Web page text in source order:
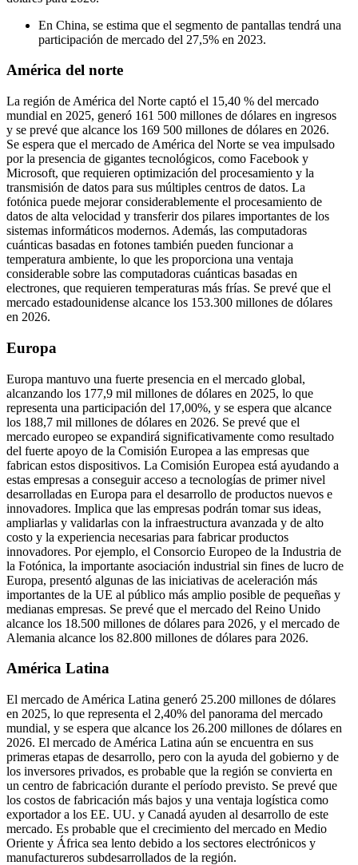
En China, se estima que el segmento de pantallas tendrá una
participación de mercado del 27,5% en 2023.
América del norte
La región de América del Norte captó el 15,40 % del mercado
mundial en 2025, generó 161 500 millones de dólares en ingresos
y se prevé que alcance los 169 500 millones de dólares en 2026.
Se espera que el mercado de América del Norte se vea impulsado
por la presencia de gigantes tecnológicos, como Facebook y
Microsoft, que requieren optimización del procesamiento y la
transmisión de datos para sus múltiples centros de datos. La
fotónica puede mejorar considerablemente el procesamiento de
datos de alta velocidad y transferir dos pilares importantes de los
sistemas informáticos modernos. Además, las computadoras
cuánticas basadas en fotones también pueden funcionar a
temperatura ambiente, lo que les proporciona una ventaja
considerable sobre las computadoras cuánticas basadas en
electrones, que requieren temperaturas más frías. Se prevé que el
mercado estadounidense alcance los 153.300 millones de dólares
en 2026.
Europa
Europa mantuvo una fuerte presencia en el mercado global,
alcanzando los 177,9 mil millones de dólares en 2025, lo que
representa una participación del 17,00%, y se espera que alcance
los 188,7 mil millones de dólares en 2026. Se prevé que el
mercado europeo se expandirá significativamente como resultado
del fuerte apoyo de la Comisión Europea a las empresas que
fabrican estos dispositivos. La Comisión Europea está ayudando a
estas empresas a conseguir acceso a tecnologías de primer nivel
desarrolladas en Europa para el desarrollo de productos nuevos e
innovadores. Implica que las empresas podrán tomar sus ideas,
ampliarlas y validarlas con la infraestructura avanzada y de alto
costo y la experiencia necesarias para fabricar productos
innovadores. Por ejemplo, el Consorcio Europeo de la Industria de
la Fotónica, la importante asociación industrial sin fines de lucro de
Europa, presentó algunas de las iniciativas de aceleración más
importantes de la UE al público más amplio posible de pequeñas y
medianas empresas. Se prevé que el mercado del Reino Unido
alcance los 18.500 millones de dólares para 2026, y el mercado de
Alemania alcance los 82.800 millones de dólares para 2026.
América Latina
El mercado de América Latina generó 25.200 millones de dólares
en 2025, lo que representa el 2,40% del panorama del mercado
mundial, y se espera que alcance los 26.200 millones de dólares en
2026. El mercado de América Latina aún se encuentra en sus
primeras etapas de desarrollo, pero con la ayuda del gobierno y de
los inversores privados, es probable que la región se convierta en
un centro de fabricación durante el período previsto. Se prevé que
los costos de fabricación más bajos y una ventaja logística como
exportador a los EE. UU. y Canadá ayuden al desarrollo de este
mercado. Es probable que el crecimiento del mercado en Medio
Oriente y África sea lento debido a los sectores electrónicos y
manufactureros subdesarrollados de la región.